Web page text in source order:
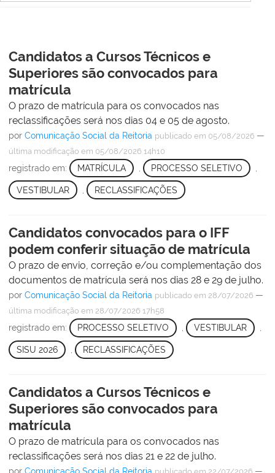
Candidatos a Cursos Técnicos e
Superiores são convocados para
matrícula
O prazo de matrícula para os convocados nas
reclassificações será nos dias 04 e 05 de agosto.
por Comunicação Social da Reitoria publicado em 05/08/2026 —
última modificação em 05/08/2026 14h10
registrado em: MATRÍCULA PROCESSO SELETIVO
VESTIBULAR RECLASSIFICAÇÕES
Candidatos convocados para o IFF
podem conferir situação de matrícula
O prazo de envio, correção e/ou complementação dos
documentos de matrícula será nos dias 28 e 29 de julho.
por Comunicação Social da Reitoria publicado em 28/07/2026 —
última modificação em 28/07/2026 17h58
registrado em: PROCESSO SELETIVO , VESTIBULAR ,
SISU 2026 RECLASSIFICAÇÕES
Candidatos a Cursos Técnicos e
Superiores são convocados para
matrícula
O prazo de matrícula para os convocados nas
reclassificações será nos dias 21 e 22 de julho.